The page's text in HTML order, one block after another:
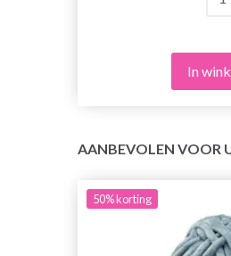
In
AANBEVOLEN VOOR
50%korting